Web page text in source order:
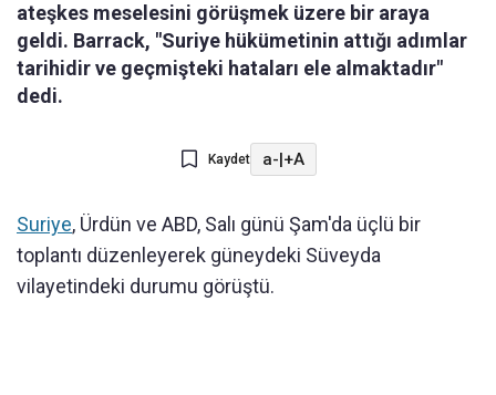
ateşkes meselesini görüşmek üzere bir araya
geldi. Barrack, "Suriye hükümetinin attığı adımlar
tarihidir ve geçmişteki hataları ele almaktadır"
dedi.
Kaydet a-|+A
Suriye, Ürdün ve ABD, Salı günü Şam'da üçlü bir
toplantı düzenleyerek güneydeki Süveyda
vilayetindeki durumu görüştü.